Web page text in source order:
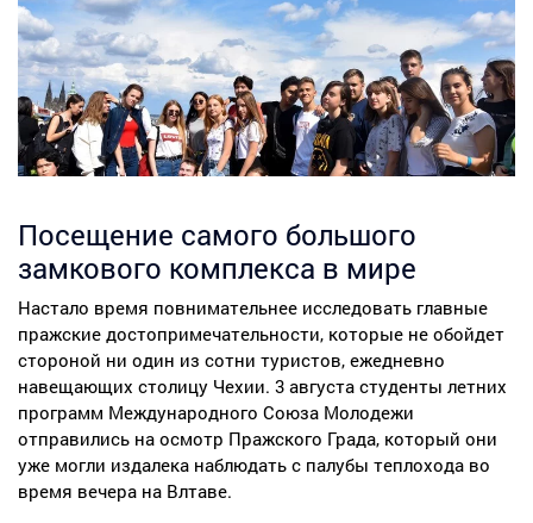
Посещение самого большого
замкового комплекса в мире
Настало время повнимательнее исследовать главные
пражские достопримечательности, которые не обойдет
стороной ни один из сотни туристов, ежедневно
навещающих столицу Чехии. 3 августа студенты летних
программ Международного Союза Молодежи
отправились на осмотр Пражского Града, который они
уже могли издалека наблюдать с палубы теплохода во
время вечера на Влтаве.